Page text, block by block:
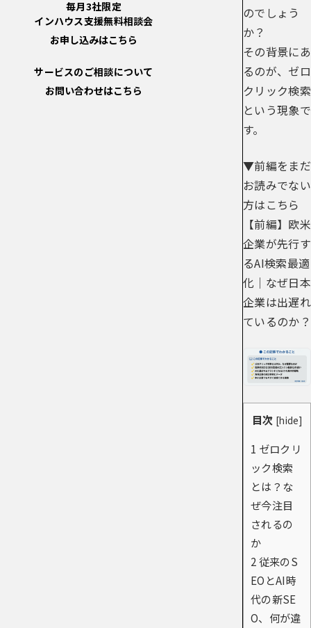
のでしょう
か？
その背景にあ
るのが、ゼロ
クリック検索
という現象で
す。
▼前編をまだ
お読みでない
方はこちら
【前編】欧米
企業が先行す
るAI検索最適
化｜なぜ日本
企業は出遅れ
ているのか？
目次 [hide]
1 ゼロクリ
ック検索
とは？な
ぜ今注目
されるの
か
2従来のS
EOとAI時
代の新SE
O、何が違
毎月3社限定
インハウス支援無料相談会
お申し込みはこちら
サービスのご相談について
お問い合わせはこちら